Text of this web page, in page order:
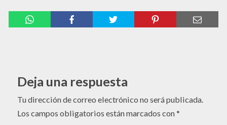
Deja una respuesta
Tu dirección de correo electrónico no será publicada.
Los campos obligatorios están marcados con*